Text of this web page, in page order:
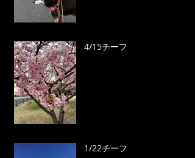
4/15チーフ
1/22チーフ